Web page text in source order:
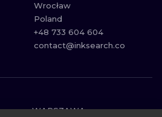
Wrocław
Poland
+48 733 604 604
contact@inksearch.co
WARSZAWA